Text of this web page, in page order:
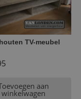
TV-meubel
aan
winkelwagen